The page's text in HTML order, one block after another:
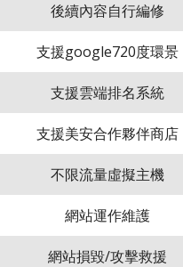
後續內容自行編修
支援google720度環景
支援雲端排名系統
支援美安合作夥伴商店
不限流量虛擬主機
網站運作維護
網站損毀/攻擊救援